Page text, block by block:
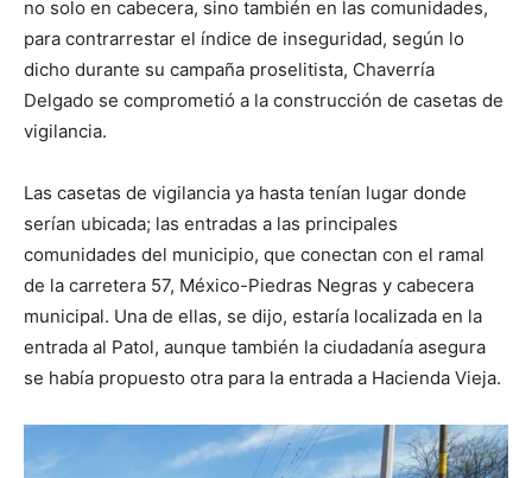
no solo en cabecera, sino también en las comunidades,
para contrarrestar el índice de inseguridad, según lo
dicho durante su campaña proselitista, Chaverría
Delgado se comprometió a la construcción de casetas de
vigilancia.
Las casetas de vigilancia ya hasta tenían lugar donde
serían ubicada; las entradas a las principales
comunidades del municipio, que conectan con el ramal
de la carretera 57, México-Piedras Negras y cabecera
municipal. Una de ellas, se dijo, estaría localizada en la
entrada al Patol, aunque también la ciudadanía asegura
se había propuesto otra para la entrada a Hacienda Vieja.